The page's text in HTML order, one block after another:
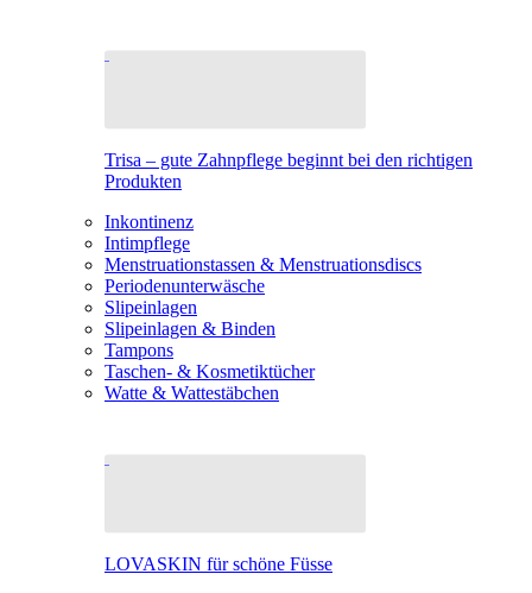
Trisa – gute Zahnpflege beginnt bei den richtigen
Produkten
Inkontinenz
Intimpflege
Menstruationstassen & Menstruationsdiscs
Periodenunterwäsche
Slipeinlagen
Slipeinlagen & Binden
Tampons
Taschen- & Kosmetiktücher
Watte & Wattestäbchen
LOVASKIN für schöne Füsse